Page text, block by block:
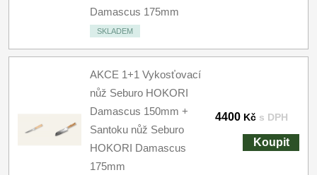
Damascus 175mm
SKLADEM
AKCE 1+1 Vykosťovací
nůž Seburo HOKORI
Damascus 150mm +
Santoku nůž Seburo
HOKORI Damascus
175mm
4400 Kč s DPH
Koupit